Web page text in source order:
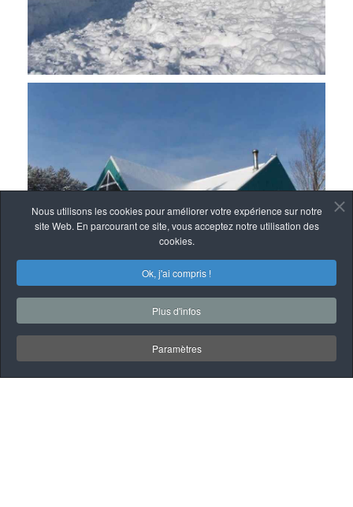
Nous utilisons les cookies pour améliorer votre expérience sur notre
site Web. En parcourant ce site, vous acceptez notre utilisation des
cookies.
Ok, j'ai compris !
Plus d'infos
Paramètres